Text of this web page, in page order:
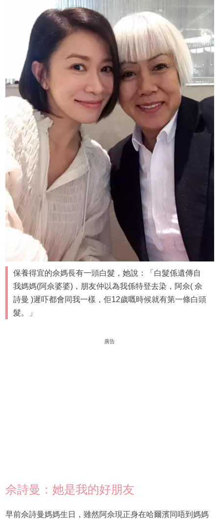
保養得宜的佘媽長有一頭白髮，她說：「白髮係遺傳自
我媽媽(阿佘婆婆)，朋友仲以為我係特登去染，阿佘( 佘
詩曼 )遲吓都會同我一樣，佢12歲嘅時候就有第一條白頭
髮。」
廣告
佘詩曼：她是我的好朋友
早前佘詩曼媽媽生日，雖然阿佘現正身在哈爾濱同唔到媽媽